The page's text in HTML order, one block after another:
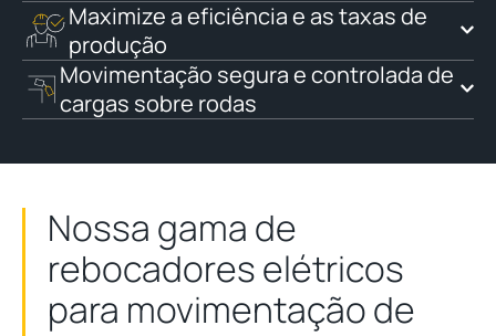
Maximize a eficiência e as taxas de
produção
Movimentação segura e controlada de
cargas sobre rodas
Nossa gama de
rebocadores elétricos
para movimentação de